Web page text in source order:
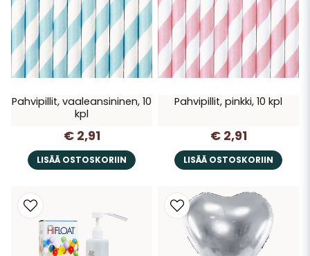
Pahvipillit, vaaleansininen, 10
kpl
€ 2,91
LISÄÄ OSTOSKORIIN
Pahvipillit, pinkki, 10 kpl
€ 2,91
LISÄÄ OSTOSKORIIN